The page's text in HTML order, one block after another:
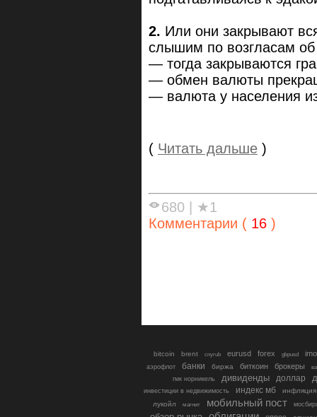
2. Или они закрывают
слышим по возгласам
— тогда закрываются
— обмен валюты
— валюта у населения
( Читать дальше )
680
★1
Комментарии ( 16 )
bitcoin brent cnyrub eurusd forex gbpusd
аэрофлот банки биржа биткоин брокеры
гмк норникель
дивиденды доллар
инвестиции в недвижимость индекс мб
инфляция
лукойл
магнит мобильный пост